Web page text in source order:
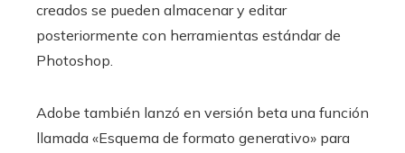
creados se pueden almacenar y editar
posteriormente con herramientas estándar de
Photoshop.
Adobe también lanzó en versión beta una función
llamada «Esquema de formato generativo» para